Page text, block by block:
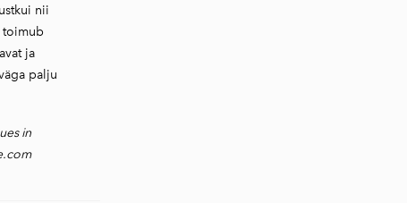
nii
toimub
ja
palju
in